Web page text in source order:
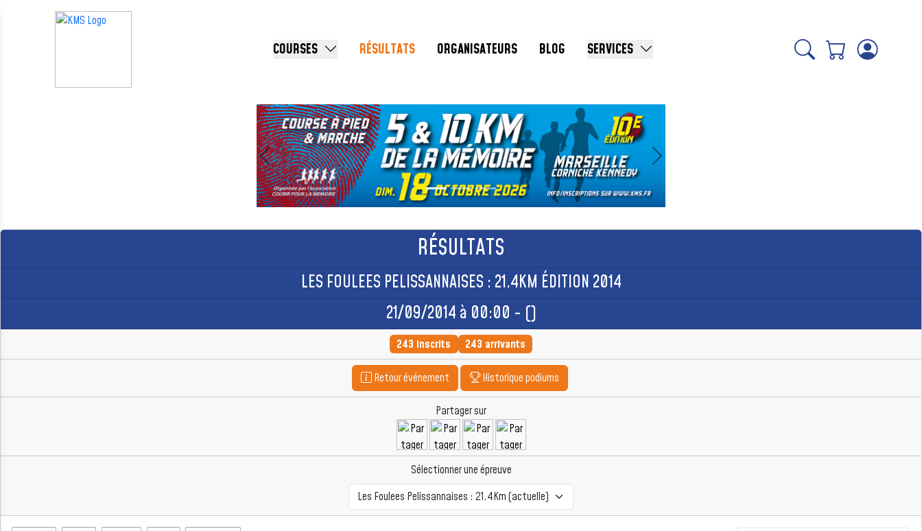
COURSES RÉSULTATS ORGANISATEURS BLOG SERVICES
Précédent Suivant
RÉSULTATS
LES FOULEES PELISSANNAISES : 21.4KM ÉDITION 2014
21/09/2014 à 00:00 - ()
243 inscrits 243 arrivants
Retour événement Historique podiums
Partager sur
Sélectionner une épreuve
Panneau de gestion des cookies